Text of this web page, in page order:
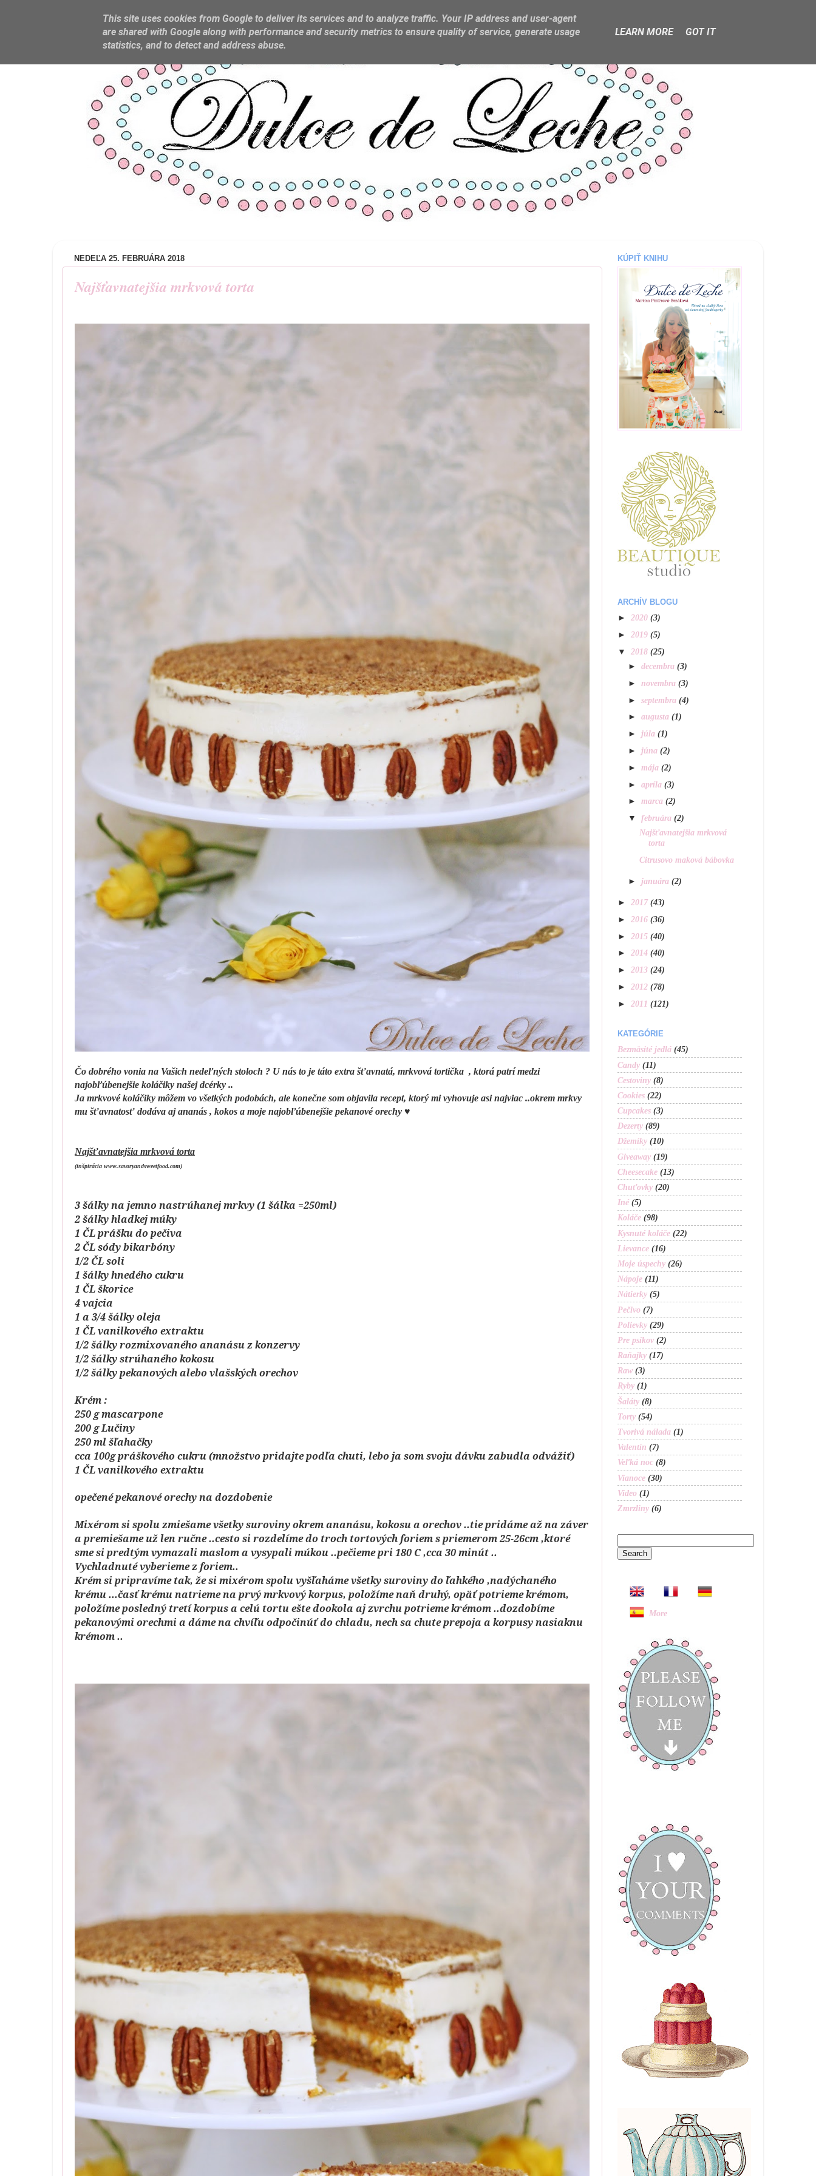
NEDEĽA 25. FEBRUÁRA 2018
Najšťavnatejšia mrkvová torta
Čo dobrého vonia na Vašich nedeľných stoloch ? U nás to je táto extra šťavnatá, mrkvová tortička , ktorá patrí medzi
najobľúbenejšie koláčiky našej dcérky ..
Ja mrkvové koláčiky môžem vo všetkých podobách, ale konečne som objavila recept, ktorý mi vyhovuje asi najviac ..okrem mrkvy
mu šťavnatosť dodáva aj ananás , kokos a moje najobľúbenejšie pekanové orechy ♥
Najšťavnatejšia mrkvová torta
(inšpirácia www.savoryandsweetfood.com)
3 šálky na jemno nastrúhanej mrkvy (1 šálka =250ml)
2 šálky hladkej múky
1 ČL prášku do pečiva
2 ČL sódy bikarbóny
1/2 ČL soli
1 šálky hnedého cukru
1 ČL škorice
4 vajcia
1 a 3/4 šálky oleja
1 ČL vanilkového extraktu
1/2 šálky rozmixovaného ananásu z konzervy
1/2 šálky strúhaného kokosu
1/2 šálky pekanových alebo vlašských orechov
Krém :
250 g mascarpone
200 g Lučiny
250 ml šľahačky
cca 100g práškového cukru (množstvo pridajte podľa chuti, lebo ja som svoju dávku zabudla odvážiť)
1 ČL vanilkového extraktu
opečené pekanové orechy na dozdobenie
Mixérom si spolu zmiešame všetky suroviny okrem ananásu, kokosu a orechov ..tie pridáme až na záver
a premiešame už len ručne ..cesto si rozdelíme do troch tortových foriem s priemerom 25-26cm ,ktoré
sme si predtým vymazali maslom a vysypali múkou ..pečieme pri 180 C ,cca 30 minút ..
Vychladnuté vyberieme z foriem..
Krém si pripravíme tak, že si mixérom spolu vyšľaháme všetky suroviny do ľahkého ,nadýchaného
krému ...časť krému natrieme na prvý mrkvový korpus, položíme naň druhý, opäť potrieme krémom,
položíme posledný tretí korpus a celú tortu ešte dookola aj zvrchu potrieme krémom ..dozdobíme
pekanovými orechmi a dáme na chvíľu odpočinúť do chladu, nech sa chute prepoja a korpusy nasiaknu
krémom ..
KÚPIŤ KNIHU
ARCHÍV BLOGU
► 2020 (3)
► 2019 (5)
▼ 2018 (25)
►decembra(3)
►novembra(3)
►septembra(4)
►augusta(1)
► júla(1)
► júna(2)
►mája(2)
►apríla(3)
►marca(2)
▼ februára(2)
Najšťavnatejšia mrkvová
torta
Citrusovo maková bábovka
► januára(2)
► 2017 (43)
► 2016 (36)
► 2015 (40)
► 2014 (40)
► 2013 (24)
► 2012 (78)
► 2011 (121)
KATEGÓRIE
Bezmäsité jedlá (45)
Candy (11)
Cestoviny (8)
Cookies (22)
Cupcakes (3)
Dezerty (89)
Džemíky (10)
Giveaway (19)
Cheesecake (13)
Chuťovky (20)
Iné (5)
Koláče (98)
Kysnuté koláče (22)
Lievance (16)
Moje úspechy (26)
Nápoje (11)
Nátierky (5)
Pečivo (7)
Polievky (29)
Pre psíkov (2)
Raňajky (17)
Raw (3)
Ryby (1)
Šaláty (8)
Torty (54)
Tvorivá nálada (1)
Valentín (7)
Veľká noc (8)
Vianoce (30)
Video (1)
Zmrzliny (6)
More
This site uses cookies from Google to deliver its services and to analyze traffic. Your IP address and user-agent
are shared with Google along with performance and security metrics to ensure quality of service, generate usage
statistics, and to detect and address abuse.
LEARN MORE GOT IT